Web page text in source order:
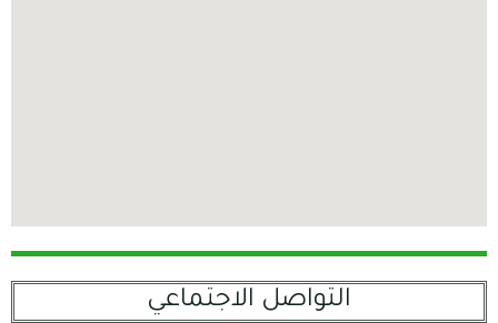
التواصل الاجتماعي